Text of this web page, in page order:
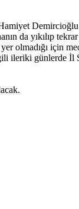
Hamiyet
da yıkılıp
olmadığı için
ileriki günlerde İl